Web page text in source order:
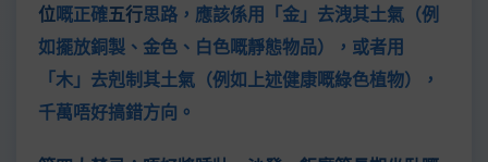
位嘅正確五行思路，應該係用「金」去洩其土氣（例
如擺放銅製、金色、白色嘅靜態物品），或者用
「木」去剋制其土氣（例如上述健康嘅綠色植物），
千萬唔好搞錯方向。